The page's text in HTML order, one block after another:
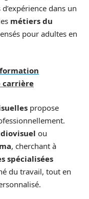
dans un
métiers du
pour adultes en
carrière
propose
ou
, cherchant à
spécialisées
du travail, tout en